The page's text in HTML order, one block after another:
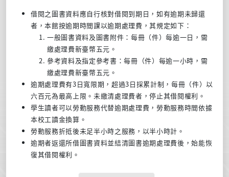
借閱之圖書資料應自行核對借閱到期日，如有逾期未歸還
者，本館按逾期時間課以逾期處理費，其規定如下：
一般圖書資料及圖書附件：每冊（件）每逾一日，需
繳處理費新臺幣五元。
參考資料及指定參考書：每冊（件）每逾一小時，需
繳處理費新臺幣五元。
逾期處理費有3日寬限期，超過3日採累計制，每冊（件）以
六百元為最高上限。未繳清處理費者，停止其借閱權利。
學生讀者可以勞動服務代替逾期處理費，勞動服務時間依據
本校工讀金換算。
勞動服務折抵後未足半小時之服務，以半小時計。
逾期者返還所借圖書資料並結清圖書逾期處理費後，始能恢
復其借閱權利。